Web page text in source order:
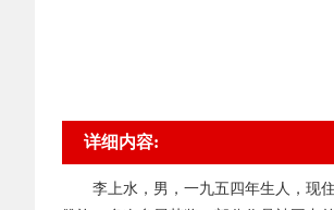
详细内容:
李上水，男，一九五四年生人，现